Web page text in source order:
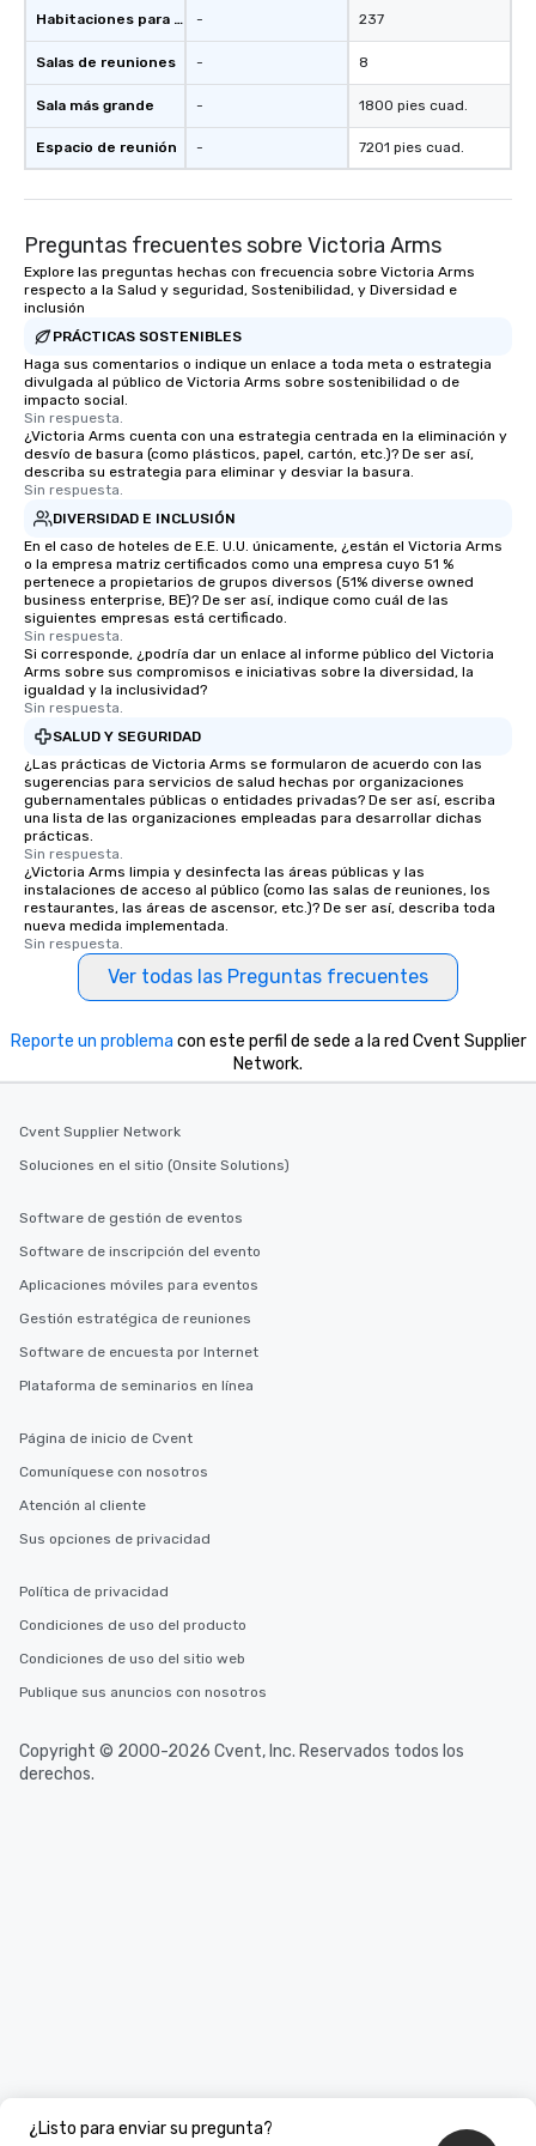
seamlessly blended
Planning a trade
a lasting impression
interactive
showcase your brand. *** More Than
Magic—We Motivate and
team-building
motivational shows
trust, collaboration,
for his charisma,
style—our workshops
long after the applause.
you're looking to
Magic delivers with
and creativity. With a
customized to your
workplace. *** Let's create Magic
Habitaciones para huéspedes
Salas de reuniones
Sala más grande
Espacio de reunión
-
-
-
-
237
8
1800 pies cuad.
7201 pies cuad.
Preguntas frecuentes sobre Victoria Arms
Explore las preguntas hechas con frecuencia sobre Victoria Arms
respecto a la Salud y seguridad, Sostenibilidad, y Diversidad e
inclusión
PRÁCTICAS SOSTENIBLES
Haga sus comentarios o indique un enlace a toda meta o estrategia
divulgada al público de Victoria Arms sobre sostenibilidad o de
impacto social.
Sin respuesta.
¿Victoria Arms cuenta con una estrategia centrada en la eliminación y
desvío de basura (como plásticos, papel, cartón, etc.)? De ser así,
describa su estrategia para eliminar y desviar la basura.
Sin respuesta.
DIVERSIDAD E INCLUSIÓN
En el caso de hoteles de E.E. U.U. únicamente, ¿están el Victoria Arms
o la empresa matriz certificados como una empresa cuyo 51 %
pertenece a propietarios de grupos diversos (51% diverse owned
business enterprise, BE)? De ser así, indique como cuál de las
siguientes empresas está certificado.
Sin respuesta.
Si corresponde, ¿podría dar un enlace al informe público del Victoria
Arms sobre sus compromisos e iniciativas sobre la diversidad, la
igualdad y la inclusividad?
Sin respuesta.
SALUD Y SEGURIDAD
¿Las prácticas de Victoria Arms se formularon de acuerdo con las
sugerencias para servicios de salud hechas por organizaciones
gubernamentales públicas o entidades privadas? De ser así, escriba
una lista de las organizaciones empleadas para desarrollar dichas
prácticas.
Sin respuesta.
¿Victoria Arms limpia y desinfecta las áreas públicas y las
instalaciones de acceso al público (como las salas de reuniones, los
restaurantes, las áreas de ascensor, etc.)? De ser así, describa toda
nueva medida implementada.
Sin respuesta.
Ver todas las Preguntas frecuentes
¿Listo para enviar su pregunta?
Reporte un problema con este perfil de sede a la red Cvent Supplier
Network.
Cvent Supplier Network
Soluciones en el sitio (Onsite Solutions)
Software de gestión de eventos
Software de inscripción del evento
Aplicaciones móviles para eventos
Gestión estratégica de reuniones
Software de encuesta por Internet
Plataforma de seminarios en línea
Página de inicio de Cvent
Comuníquese con nosotros
Atención al cliente
Sus opciones de privacidad
Política de privacidad
Condiciones de uso del producto
Condiciones de uso del sitio web
Publique sus anuncios con nosotros
Copyright © 2000-2026 Cvent, Inc. Reservados todos los
derechos.